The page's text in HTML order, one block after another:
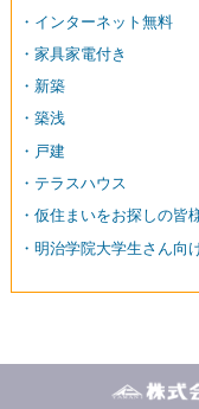
・インターネット無料
・家具家電付き
・新築
・築浅
・戸建
・テラスハウス
・仮住まいをお探しの皆
・明治学院大学生さん向